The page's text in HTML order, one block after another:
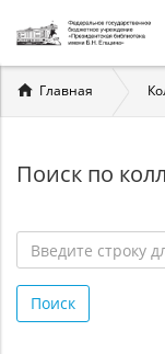
Вы
здесь
Главная
Поиск по
строку
для
Поиск